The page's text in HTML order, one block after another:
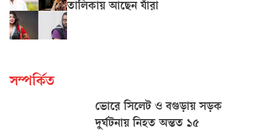
তালিকায় আছেন যাঁরা
সম্পর্কিত
ভোরে সিলেট ও বগুড়ায় সড়ক
দুর্ঘটনায় নিহত অন্তত ১৫